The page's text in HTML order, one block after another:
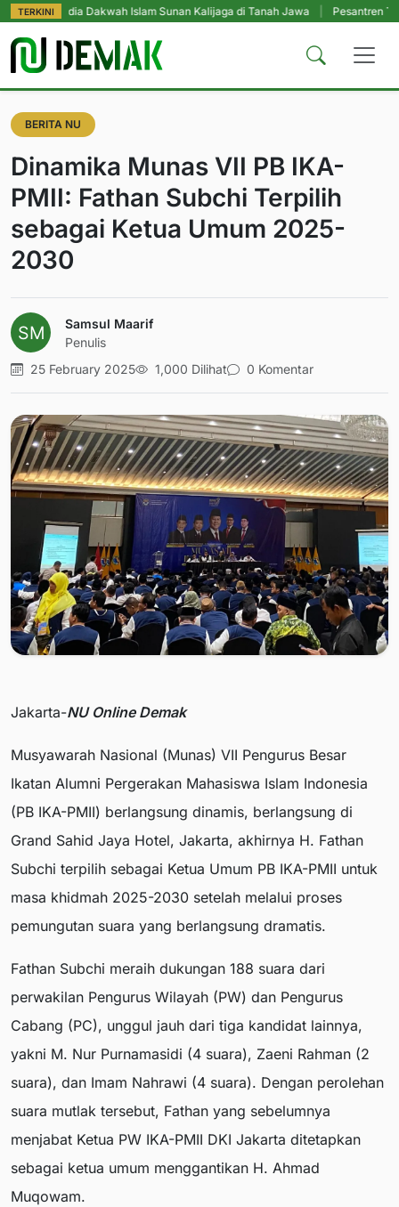
TERKINI
Dakwah Islam Sunan Kalijaga di Tanah Jawa | Pesantren Tetap
BERITA NU
Dinamika Munas VII PB IKA-
PMII: Fathan Subchi Terpilih
sebagai Ketua Umum 2025-
2030
Samsul Maarif
Penulis
25 February 2025
1,000 Dilihat 0 Komentar
Jakarta-NU Online Demak
Musyawarah Nasional (Munas) VII Pengurus Besar
Ikatan Alumni Pergerakan Mahasiswa Islam Indonesia
(PB IKA-PMII) berlangsung dinamis, berlangsung di
Grand Sahid Jaya Hotel, Jakarta, akhirnya H. Fathan
Subchi terpilih sebagai Ketua Umum PB IKA-PMII untuk
masa khidmah 2025-2030 setelah melalui proses
pemungutan suara yang berlangsung dramatis.
Fathan Subchi meraih dukungan 188 suara dari
perwakilan Pengurus Wilayah (PW) dan Pengurus
Cabang (PC), unggul jauh dari tiga kandidat lainnya,
yakni M. Nur Purnamasidi (4 suara), Zaeni Rahman (2
suara), dan Imam Nahrawi (4 suara). Dengan perolehan
suara mutlak tersebut, Fathan yang sebelumnya
menjabat Ketua PW IKA-PMII DKI Jakarta ditetapkan
sebagai ketua umum menggantikan H. Ahmad
Muqowam.